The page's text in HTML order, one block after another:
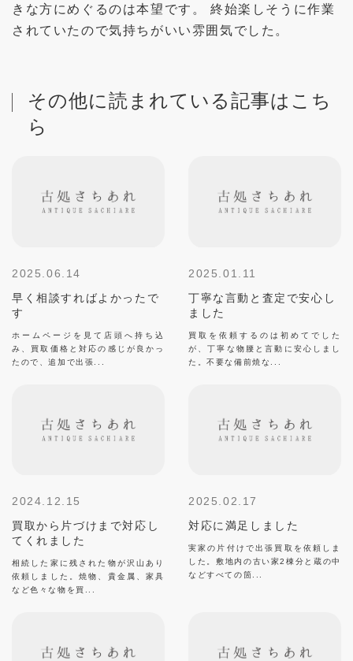
きな方にめぐるのは本望です。 終始楽しそうに作業
されていたので気持ちがいい雰囲気でした。
その他に読まれている記事はこち
ら
2025.06.14
早く相談すればよかったで
す
ホームページを見て店頭へ持ち込
み、買取価格と対応の感じが良かっ
たので、追加で出張...
2025.01.11
丁寧な言動と査定で安心し
ました
買取を依頼するのは初めてでした
が、丁寧な物腰と言動に安心しまし
た。不要な備前焼な...
2024.12.15
買取から片づけまで対応し
てくれました
相続した家に残された物が沢山あり
依頼しました。焼物、貴金属、家具
など色々な物を買...
2025.02.17
対応に満足しました
実家の片付けで出張買取を依頼しま
した。敷地内の古い家2棟分と蔵の中
などすべての箇...